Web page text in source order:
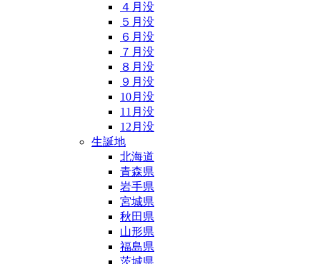
４月没
５月没
６月没
７月没
８月没
９月没
10月没
11月没
12月没
生誕地
北海道
青森県
岩手県
宮城県
秋田県
山形県
福島県